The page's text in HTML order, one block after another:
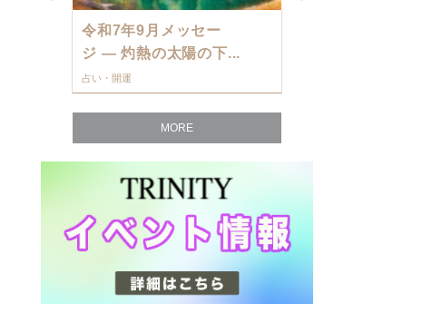
令和7年9月メッセー
ジ — 灼熱の太陽の下...
占い・開運
MORE